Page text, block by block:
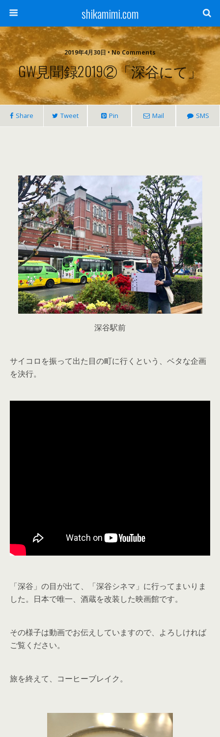
shikamimi.com
2019年4月30日 • No Comments
GW見聞録2019②「深谷にて」
Share Tweet Pin Mail SMS
深谷駅前
サイコロを振って出た目の町に行くという、ベタな企画
を決行。
「深谷」の目が出て、「深谷シネマ」に行ってまいりま
した。日本で唯一、酒蔵を改装した映画館です。
その様子は動画でお伝えしていますので、よろしければ
ご覧ください。
旅を終えて、コーヒーブレイク。